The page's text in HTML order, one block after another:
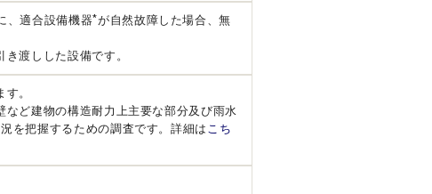
、適合設備機器*が自然故障した場合、無
渡しした設備です。
。
ど建物の構造耐力上主要な部分及び雨水
を把握するための調査です。詳細は こち